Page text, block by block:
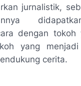
jurnalistik,
dengan tokoh
yang
cerita.